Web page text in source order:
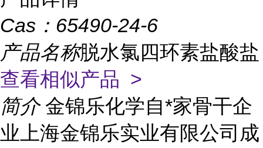
Cas： 65490-24-6
产品名称脱水氯四环素盐酸盐
查看相似产品 >
简介 金锦乐化学自*家骨干企
业上海金锦乐实业有限公司成